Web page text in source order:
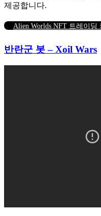
제공합니다.
Alien Worlds NFT 트레이
반란군 봇 – Xoil Wars